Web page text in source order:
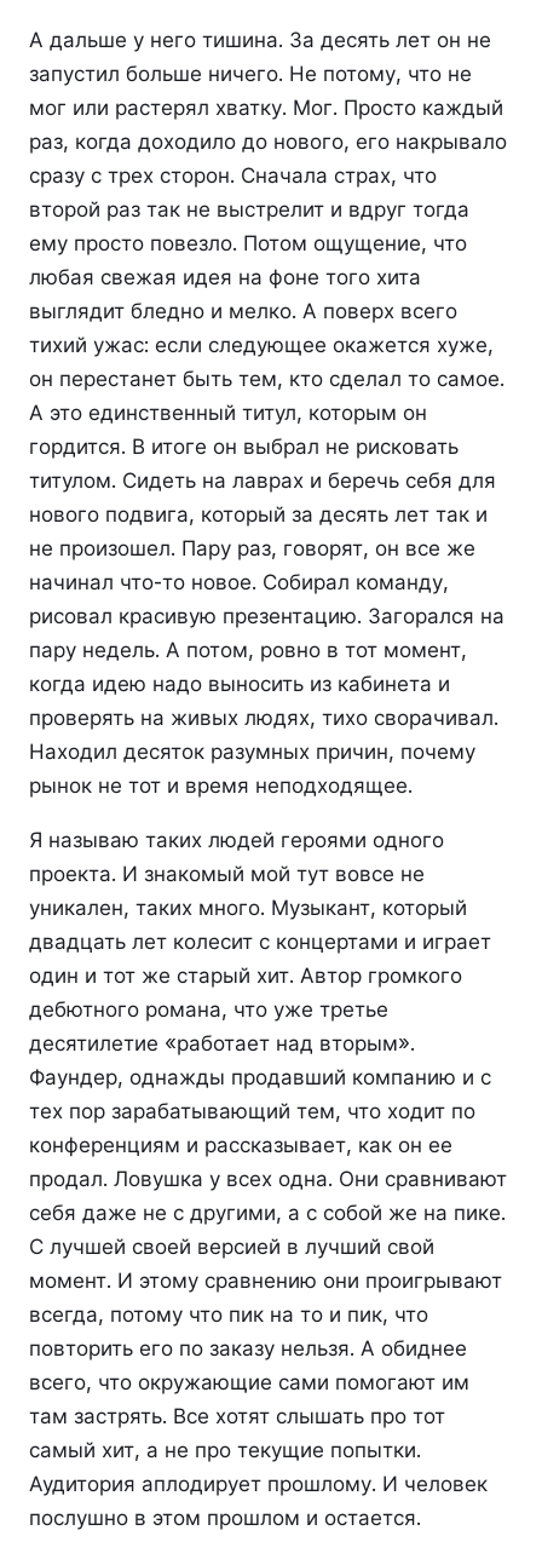
А дальше у него тишина. За десять лет он не
запустил больше ничего. Не потому, что не
мог или растерял хватку. Мог. Просто каждый
раз, когда доходило до нового, его накрывало
сразу с трех сторон. Сначала страх, что
второй раз так не выстрелит и вдруг тогда
ему просто повезло. Потом ощущение, что
любая свежая идея на фоне того хита
выглядит бледно и мелко. А поверх всего
тихий ужас: если следующее окажется хуже,
он перестанет быть тем, кто сделал то самое.
А это единственный титул, которым он
гордится. В итоге он выбрал не рисковать
титулом. Сидеть на лаврах и беречь себя для
нового подвига, который за десять лет так и
не произошел. Пару раз, говорят, он все же
начинал что-то новое. Собирал команду,
рисовал красивую презентацию. Загорался на
пару недель. А потом, ровно в тот момент,
когда идею надо выносить из кабинета и
проверять на живых людях, тихо сворачивал.
Находил десяток разумных причин, почему
рынок не тот и время неподходящее.
Я называю таких людей героями одного
проекта. И знакомый мой тут вовсе не
уникален, таких много. Музыкант, который
двадцать лет колесит с концертами и играет
один и тот же старый хит. Автор громкого
дебютного романа, что уже третье
десятилетие «работает над вторым».
Фаундер, однажды продавший компанию и с
тех пор зарабатывающий тем, что ходит по
конференциям и рассказывает, как он ее
продал. Ловушка у всех одна. Они сравнивают
себя даже не с другими, а с собой же на пике.
С лучшей своей версией в лучший свой
момент. И этому сравнению они проигрывают
всегда, потому что пик на то и пик, что
повторить его по заказу нельзя. А обиднее
всего, что окружающие сами помогают им
там застрять. Все хотят слышать про тот
самый хит, а не про текущие попытки.
Аудитория аплодирует прошлому. И человек
послушно в этом прошлом и остается.